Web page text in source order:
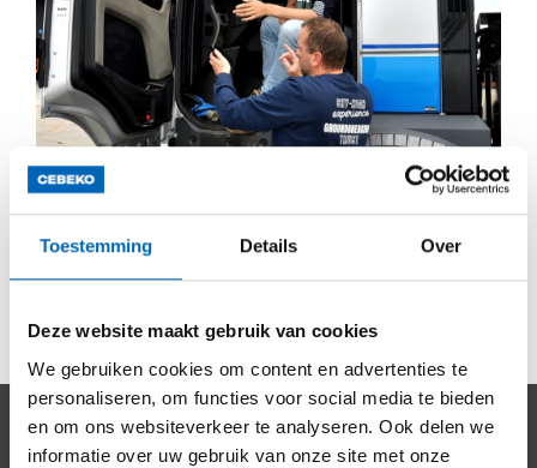
Toestemming Details Over
Deze website maakt gebruik van cookies
We gebruiken cookies om content en advertenties te
personaliseren, om functies voor social media te bieden
en om ons websiteverkeer te analyseren. Ook delen we
informatie over uw gebruik van onze site met onze
Wie ben jij?
Je hebt een Bachelor diploma Logistiek (of